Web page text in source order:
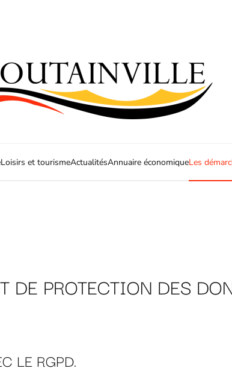
Loisirs et tourismeActualitésAnnuaire économiqueLes
PROTECTION DES
LE RGPD.